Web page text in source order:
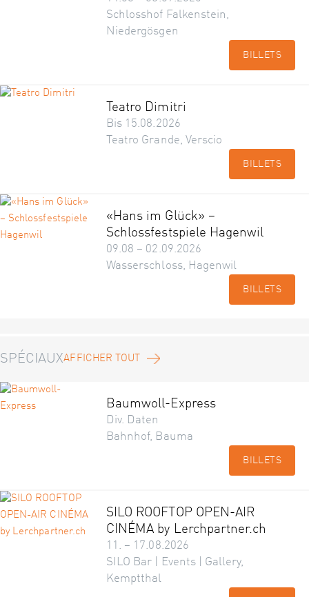
Schlosshof Falkenstein,
Niedergösgen
BILLETS
Teatro Dimitri
Bis 15.08.2026
Teatro Grande, Verscio
BILLETS
«Hans im Glück» –
Schlossfestspiele Hagenwil
09.08 – 02.09.2026
Wasserschloss, Hagenwil
BILLETS
SPÉCIAUXAFFICHER TOUT
Baumwoll-Express
Div. Daten
Bahnhof, Bauma
BILLETS
SILO ROOFTOP OPEN-AIR
CINÉMA by Lerchpartner.ch
11. – 17.08.2026
SILO Bar | Events | Gallery,
Kemptthal